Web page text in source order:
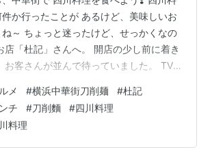
か行ったことが あるけど、美味しいお
～ ちょっと迷ったけど、せっかくなの
店「杜記」さんへ。 開店の少し前に着き
お客さんが並んで待っていました。 TV
もう〜辛い‼️って悶絶するやつを 楽しみ
回のお目当ては「血毛旺」 （なんて読む
本格四川特選料理ですって。 四川料理ら
う❣ ということで、こちらに決定で
メ #横浜中華街刀削麺 #杜記
チ #刀削麵 #四川料理
料理